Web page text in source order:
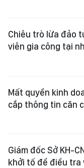
Chiêu trò lừa đảo
viên gia công tại
Mất quyền kinh
cắp thông tin căn
Giám đốc Sở KH-
khởi tố để điều tra